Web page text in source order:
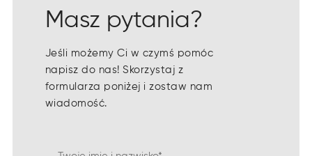
Masz pytania?
Jeśli możemy Ci w czymś pomóc
napisz do nas! Skorzystaj z
formularza poniżej i zostaw nam
wiadomość.